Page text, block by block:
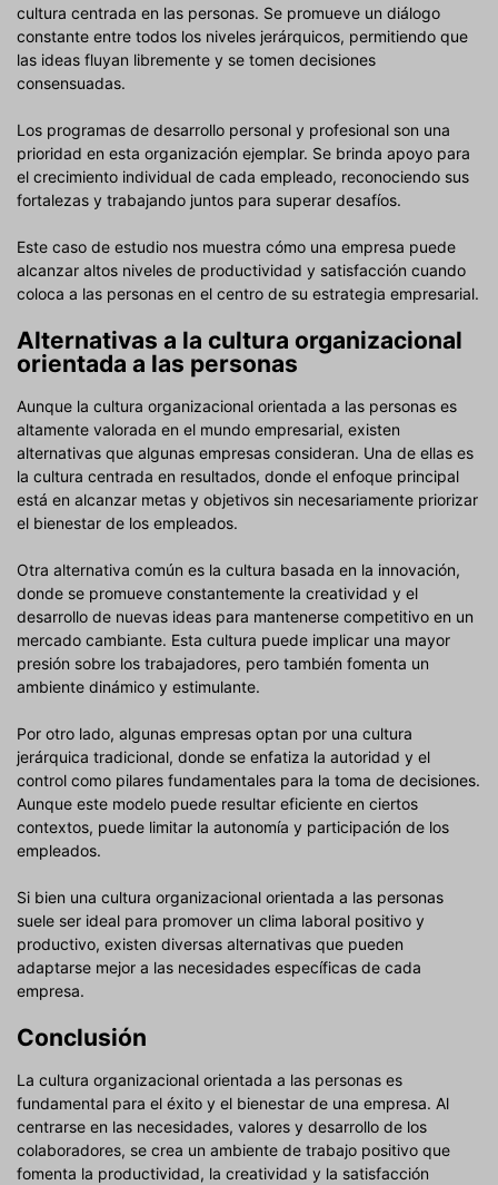
cultura centrada en las personas. Se promueve un diálogo
constante entre todos los niveles jerárquicos, permitiendo que
las ideas fluyan libremente y se tomen decisiones
consensuadas.
Los programas de desarrollo personal y profesional son una
prioridad en esta organización ejemplar. Se brinda apoyo para
el crecimiento individual de cada empleado, reconociendo sus
fortalezas y trabajando juntos para superar desafíos.
Este caso de estudio nos muestra cómo una empresa puede
alcanzar altos niveles de productividad y satisfacción cuando
coloca a las personas en el centro de su estrategia empresarial.
Alternativas a la cultura organizacional
orientada a las personas
Aunque la cultura organizacional orientada a las personas es
altamente valorada en el mundo empresarial, existen
alternativas que algunas empresas consideran. Una de ellas es
la cultura centrada en resultados, donde el enfoque principal
está en alcanzar metas y objetivos sin necesariamente priorizar
el bienestar de los empleados.
Otra alternativa común es la cultura basada en la innovación,
donde se promueve constantemente la creatividad y el
desarrollo de nuevas ideas para mantenerse competitivo en un
mercado cambiante. Esta cultura puede implicar una mayor
presión sobre los trabajadores, pero también fomenta un
ambiente dinámico y estimulante.
Por otro lado, algunas empresas optan por una cultura
jerárquica tradicional, donde se enfatiza la autoridad y el
control como pilares fundamentales para la toma de decisiones.
Aunque este modelo puede resultar eficiente en ciertos
contextos, puede limitar la autonomía y participación de los
empleados.
Si bien una cultura organizacional orientada a las personas
suele ser ideal para promover un clima laboral positivo y
productivo, existen diversas alternativas que pueden
adaptarse mejor a las necesidades específicas de cada
empresa.
Conclusión
La cultura organizacional orientada a las personas es
fundamental para el éxito y el bienestar de una empresa. Al
centrarse en las necesidades, valores y desarrollo de los
colaboradores, se crea un ambiente de trabajo positivo que
fomenta la productividad, la creatividad y la satisfacción